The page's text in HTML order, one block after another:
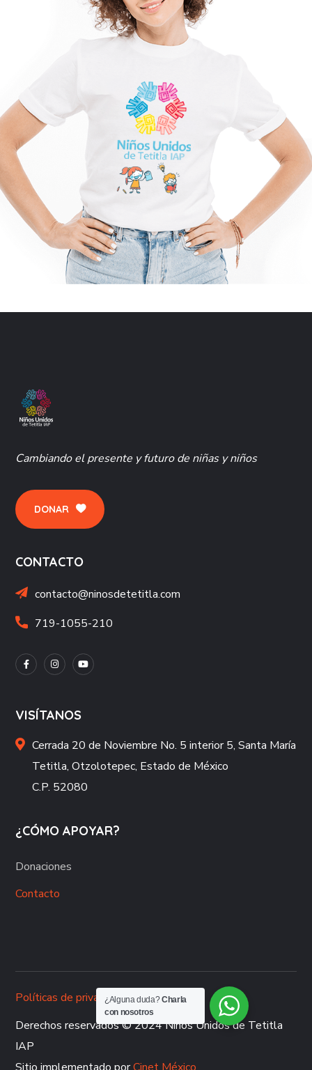
Cambiando el presente y futuro de niñas y niños
DONAR
CONTACTO
contacto@ninosdetetitla.com
719-1055-210
VISÍTANOS
Cerrada 20 de Noviembre No. 5 interior 5, Santa María
Tetitla, Otzolotepec, Estado de México
C.P. 52080
¿CÓMO APOYAR?
Donaciones
Contacto
Políticas de privacidad
Derechos reservados © 2024 Niños Unidos de Tetitla
IAP
¿Alguna duda?Charla
con nosotros